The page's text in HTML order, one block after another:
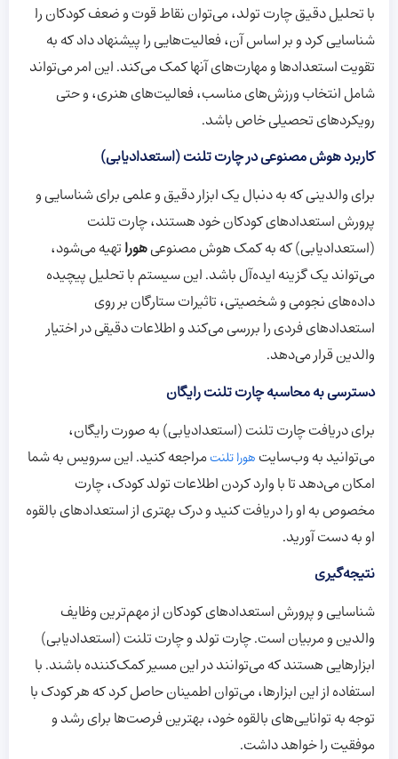
با تحلیل دقیق چارت تولد، می‌توان نقاط قوت و ضعف کودکان را
شناسایی کرد و بر اساس آن، فعالیت‌هایی را پیشنهاد داد که به
تقویت استعدادها و مهارت‌های آنها کمک می‌کند. این امر می‌تواند
شامل انتخاب ورزش‌های مناسب، فعالیت‌های هنری، و حتی
رویکردهای تحصیلی خاص باشد.
کاربرد هوش مصنوعی در چارت تلنت (استعدادیابی)
برای والدینی که به دنبال یک ابزار دقیق و علمی برای شناسایی و
پرورش استعدادهای کودکان خود هستند، چارت تلنت
(استعدادیابی) که به کمک هوش مصنوعیهوراتهیه می‌شود،
می‌تواند یک گزینه ایده‌آل باشد. این سیستم با تحلیل پیچیده
داده‌های نجومی و شخصیتی، تاثیرات ستارگان بر روی
استعدادهای فردی را بررسی می‌کند و اطلاعات دقیقی در اختیار
والدین قرار می‌دهد.
دسترسی به محاسبه چارت تلنت رایگان
برای دریافت چارت تلنت (استعدادیابی) به صورت رایگان،
می‌توانید به وب‌سایت هورا تلنتمراجعه کنید. این سرویس به شما
امکان می‌دهد تا با وارد کردن اطلاعات تولد کودک، چارت
مخصوص به او را دریافت کنید و درک بهتری از استعدادهای بالقوه
او به دست آورید.
نتیجه‌گیری
شناسایی و پرورش استعدادهای کودکان از مهم‌ترین وظایف
والدین و مربیان است. چارت تولد و چارت تلنت (استعدادیابی)
ابزارهایی هستند که می‌توانند در این مسیر کمک‌کننده باشند. با
استفاده از این ابزارها، می‌توان اطمینان حاصل کرد که هر کودک با
توجه به توانایی‌های بالقوه خود، بهترین فرصت‌ها برای رشد و
موفقیت را خواهد داشت.